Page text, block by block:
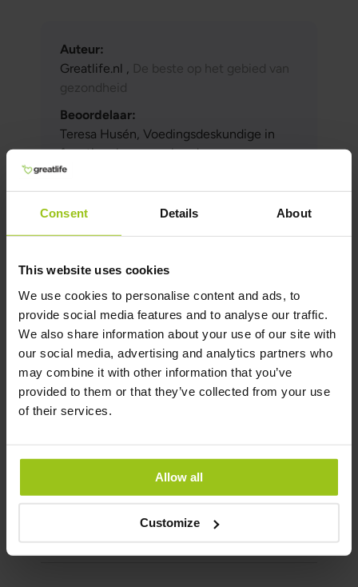
Consent Details About
This website uses cookies
We use cookies to personalise content and ads, to
provide social media features and to analyse our traffic.
We also share information about your use of our site with
our social media, advertising and analytics partners who
may combine it with other information that you’ve
provided to them or that they’ve collected from your use
of their services.
Allow all
Customize
Auteur:
Greatlife.nl , De beste op het gebied van
gezondheid
Beoordelaar:
Teresa Husén, Voedingsdeskundige in
functionele geneeskunde
Wetenschappelijke referenties en
Toon referentie
Gerelateerde producten
Vitamin D3 2000 IE + K2
€ 21,99
In winkelwagen